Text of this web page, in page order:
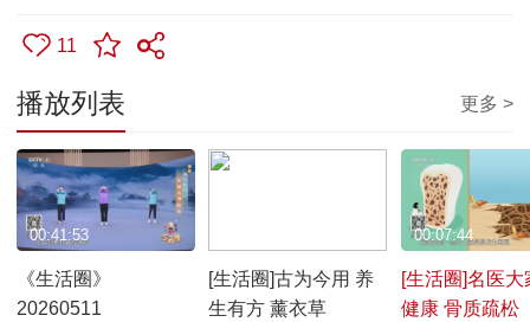
11
播放列表 更多 >
《生活圈》
20260511
00:41:53
[生活圈]古为今用 养
生有方 薰衣草
[生活圈]名医大
健康 骨质疏松
00:07:44